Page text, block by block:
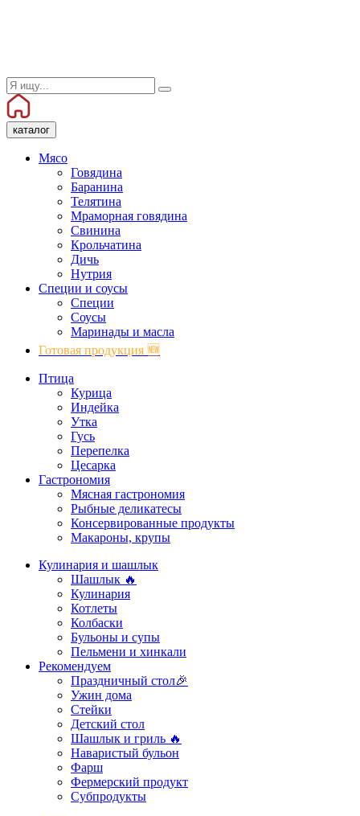
каталог
Мясо
Говядина
Баранина
Телятина
Мраморная говядина
Свинина
Крольчатина
Дичь
Нутрия
Специи и соусы
Специи
Соусы
Маринады и масла
Готовая продукция 🆕
Птица
Курица
Индейка
Утка
Гусь
Перепелка
Цесарка
Гастрономия
Мясная гастрономия
Рыбные деликатесы
Консервированные продукты
Макароны, крупы
Кулинария и шашлык
Шашлык 🔥
Кулинария
Котлеты
Колбаски
Бульоны и супы
Пельмени и хинкали
Рекомендуем
Праздничный стол🎉
Ужин дома
Стейки
Детский стол
Шашлык и гриль 🔥
Наваристый бульон
Фарш
Фермерский продукт
Субпродукты